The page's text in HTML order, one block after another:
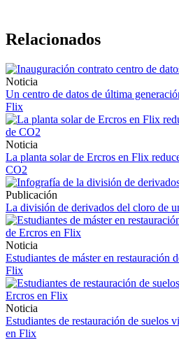
Relacionados
Noticia
Un centro de datos de última
Flix
Noticia
La planta solar de Ercros en Flix
CO2
Publicación
La división de derivados del cloro de
Noticia
Estudiantes de máster en restauración
Flix
Noticia
Estudiantes de restauración de suelos
en Flix